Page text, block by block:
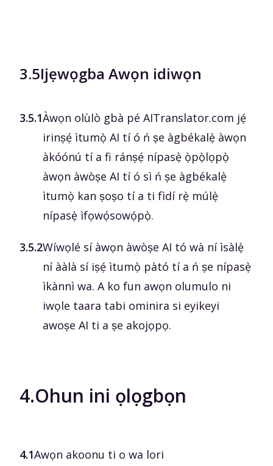
3.5Ijẹwọgba Awọn idiwọn
3.5.1Àwọn olùlò gbà pé AITranslator.com jẹ́
irinṣẹ́ ìtumọ̀ AI tí ó ń ṣe àgbékalẹ̀ àwọn
àkóónú tí a fi ránṣẹ́ nípasẹ̀ ọ̀pọ̀lọpọ̀
àwọn àwòṣe AI tí ó sì ń ṣe àgbékalẹ̀
ìtumọ̀ kan ṣoṣo tí a ti fìdí rẹ̀ múlẹ̀
nípasẹ̀ ìfọwọ́sowọ́pọ̀.
3.5.2Wíwọlé sí àwọn àwòṣe AI tó wà ní ìsàlẹ̀
ní ààlà sí iṣẹ́ ìtumọ̀ pàtó tí a ń ṣe nípasẹ̀
ìkànnì wa. A ko fun awọn olumulo ni
iwọle taara tabi ominira si eyikeyi
awoṣe AI ti a ṣe akojọpọ.
4.Ohun ini ọlọgbọn
4.1Awọn akoonu ti o wa lori